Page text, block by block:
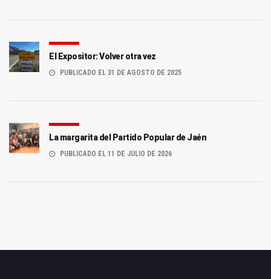
El Expositor: Volver otra vez
PUBLICADO EL 31 DE AGOSTO DE 2025
La margarita del Partido Popular de Jaén
PUBLICADO EL 11 DE JULIO DE 2026